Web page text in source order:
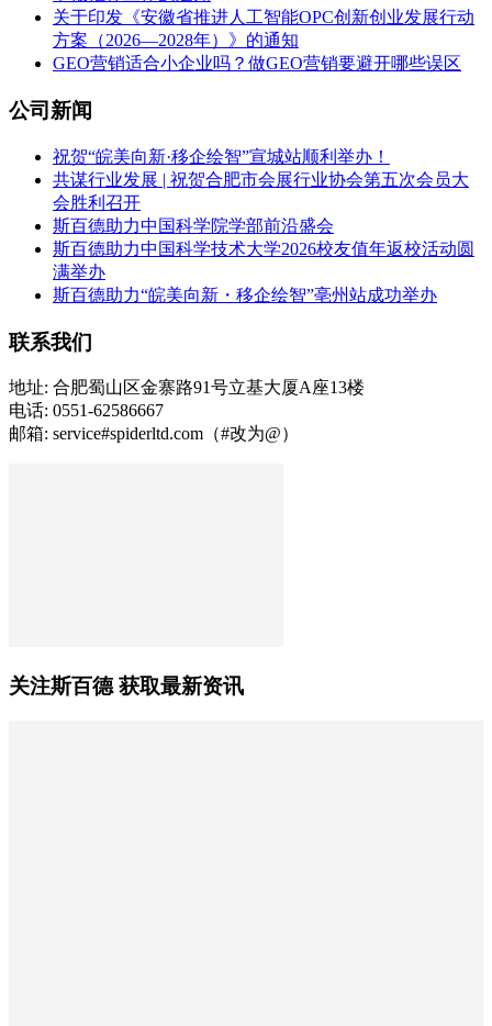
关于印发《安徽省推进人工智能OPC创新创业发展行动
方案（2026—2028年）》的通知
GEO营销适合小企业吗？做GEO营销要避开哪些误区
公司新闻
祝贺“皖美向新·移企绘智”宣城站顺利举办！
共谋行业发展 | 祝贺合肥市会展行业协会第五次会员大
会胜利召开
斯百德助力中国科学院学部前沿盛会
斯百德助力中国科学技术大学2026校友值年返校活动圆
满举办
斯百德助力“皖美向新・移企绘智”亳州站成功举办
联系我们
地址: 合肥蜀山区金寨路91号立基大厦A座13楼
电话: 0551-62586667
邮箱: service#spiderltd.com（#改为@）
关注斯百德 获取最新资讯